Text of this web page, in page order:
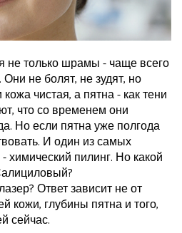
не только шрамы - чаще всего
не болят, не зудят, но
чистая, а пятна - как тени
что со временем они
Но если пятна уже полгода
И один из самых
пилинг. Но какой
Ответ зависит не от
кожи, глубины пятна и того,
сейчас.